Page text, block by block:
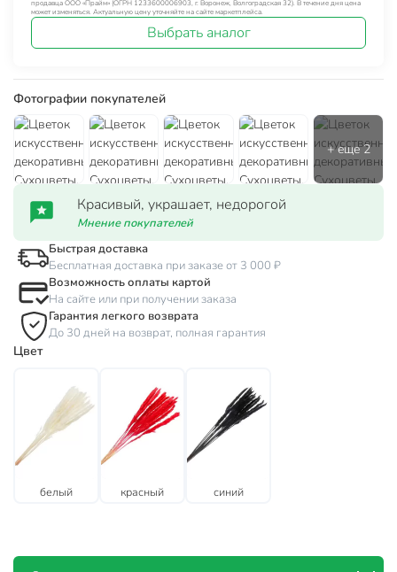
продавца ООО «Прайм» (ОГРН 1233600006903, г. Воронеж, Волгоградская 32). В течение дня цена
может изменяться. Актуальную цену уточняйте на сайте маркетплейса.
Выбрать аналог
Фотографии покупателей
Красивый, украшает, недорогой
Мнение покупателей
Быстрая доставка
Бесплатная доставка при заказе от 3 000 ₽
Возможность оплаты картой
На сайте или при получении заказа
Гарантия легкого возврата
До 30 дней на возврат, полная гарантия
Цвет
белый красный синий